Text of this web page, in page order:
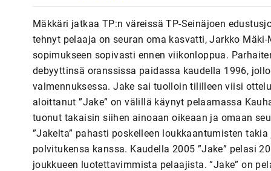
Mäkkäri jatkaa TP:n väreissä TP-Seinäjoen
tehnyt pelaaja on seuran oma kasvatti, Jarkko
sopimukseen sopivasti ennen viikonloppua.
debyyttinsä oranssissa paidassa kaudella 1996,
valmennuksessa. Jake sai tuolloin tililleen viisi
aloittanut ”Jake” on välillä käynyt pelaamassa
tuonut takaisin siihen ainoaan oikeaan ja omaan
”Jakelta” pahasti poskelleen loukkaantumisten
polvitukensa kanssa. Kaudella 2005 ”Jake” pelasi
joukkueen luotettavimmista pelaajista. ”Jake” on